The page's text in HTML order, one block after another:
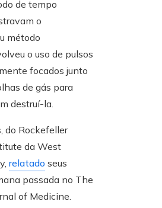
de tempo
o
método
o uso de pulsos
focados junto
de gás para
destruí-la.
do Rockefeller
da West
relatado seus
passada no The
of Medicine.